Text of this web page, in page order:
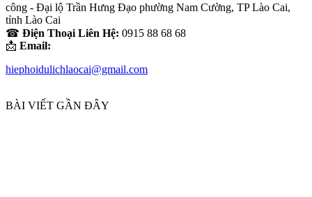
công - Đại lộ Trần Hưng Đạo phường Nam Cường, TP Lào Cai,
tỉnh Lào Cai
☎ Điện Thoại Liên Hệ: 0915 88 68 68
📩 Email:
hiephoidulichlaocai@gmail.com
BÀI VIẾT GẦN ĐÂY